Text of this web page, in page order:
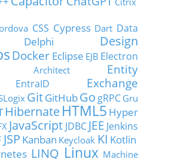
CSS Cypress Dart Data
Delphi
Design
Docker Eclipse EJB Electron
Architect
Entity
EntraID
Exchange
GitGitHubGo gRPC Gru
HibernateHTML5 Hyper
JavaScript JDBC JEE Jenkins
JSP Kanban Keycloak KI Kotlin
LINQ Linux Machine